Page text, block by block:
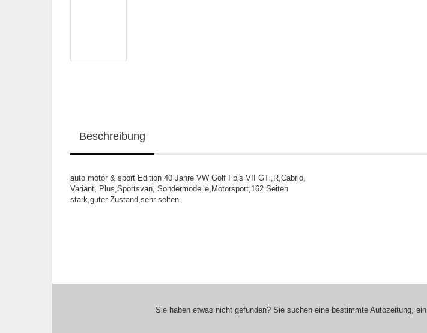
Beschreibung
auto motor & sport Edition 40 Jahre VW Golf I bis VII GTi,R,Cabrio,
Variant, Plus,Sportsvan, Sondermodelle,Motorsport,162 Seiten
stark,guter Zustand,sehr selten.
Sie haben etwas nicht gefunden? Sie suchen eine bestimmte Autozeitung,